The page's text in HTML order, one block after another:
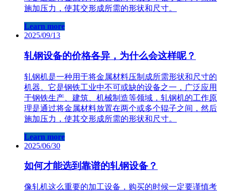
施加压力，使其交形成所需的形状和尺寸。
Learn more
2025/09/13
轧钢设备的价格各异，为什么会这样呢？
轧钢机是一种用于将金属材料压制成所需形状和尺寸的
机器。它是钢铁工业中不可或缺的设备之一，广泛应用
于钢铁生产、建筑、机械制造等领域，轧钢机的工作原
理是通过将金属材料放置在两个或多个辊子之间，然后
施加压力，使其交形成所需的形状和尺寸。
Learn more
2025/06/30
如何才能选到靠谱的轧钢设备？
像轧机这么重要的加工设备，购买的时候一定要谨慎考